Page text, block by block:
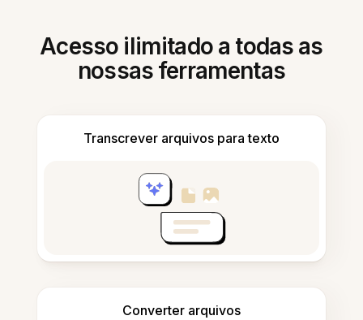
Acesso ilimitado a todas as
nossas ferramentas
Transcrever arquivos para texto
Converter arquivos